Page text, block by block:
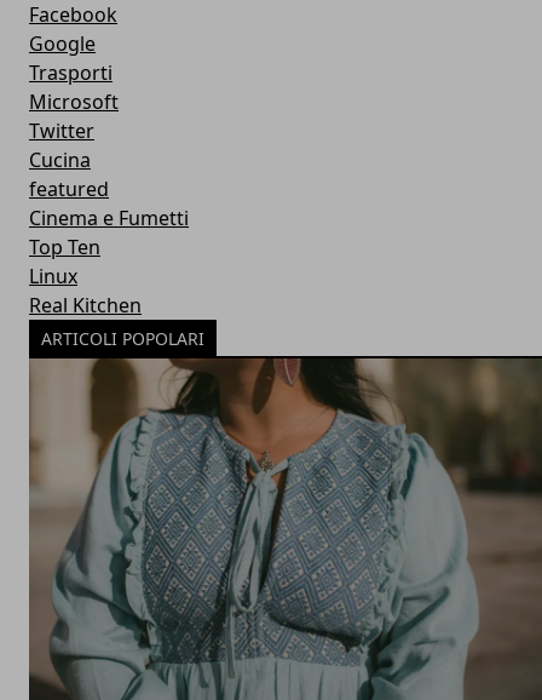
Facebook
Google
Trasporti
Microsoft
Twitter
Cucina
featured
Cinema e Fumetti
Top Ten
Linux
Real Kitchen
ARTICOLI POPOLARI